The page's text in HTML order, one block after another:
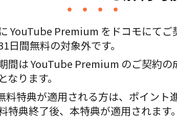
YouTube Premium をドコモにてご
日間無料の対象外です。
間は YouTube Premium のご契約の
なります。
特典が適用される方は、ポイント
特典終了後、本特典が適用されます。